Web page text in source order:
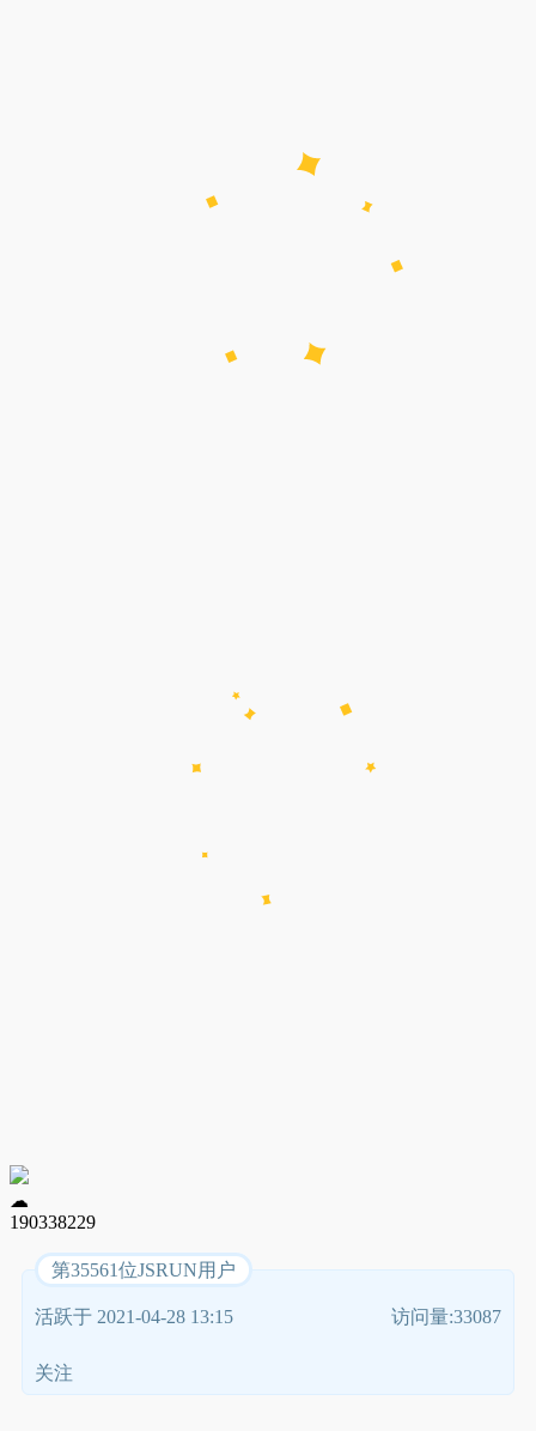
☁
190338229
第35561位JSRUN用户
活跃于 2021-04-28 13:15 访问量:33087
关注